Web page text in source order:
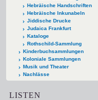
Hebräische Handschriften
Hebräische Inkunabeln
Jiddische Drucke
Judaica Frankfurt
Kataloge
Rothschild-Sammlung
Kinderbuchsammlungen
Koloniale Sammlungen
Musik und Theater
Nachlässe
LISTEN